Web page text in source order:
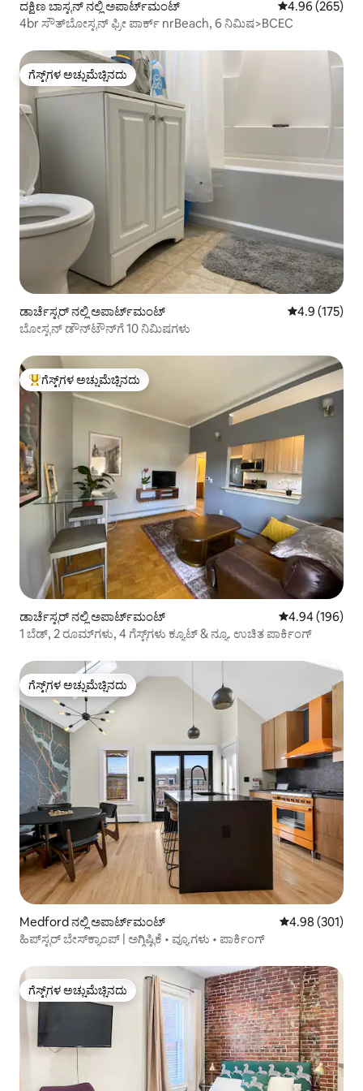
ದಕ್ಷಿಣ ಬಾಸ್ಟನ್ ನಲ್ಲಿ ಅಪಾರ್ಟ್‌ಮಂಟ್ 5 ರಲ್ಲಿ 4.96
4.96 (265)
4br ಸೌತ್‌ಬೋಸ್ಟನ್ ಫ್ರೀ ಪಾರ್ಕ್ nrBeach, 6 ನಿಮಿಷ>BCEC
ಗೆಸ್ಟ್‌ಗಳ ಅಚ್ಚುಮೆಚ್ಚಿನದು
ಗೆಸ್ಟ್‌ಗಳ ಅಚ್ಚುಮೆಚ್ಚಿನದು
ಡಾರ್ಚೆಸ್ಟರ್ ನಲ್ಲಿ ಅಪಾರ್ಟ್‌ಮಂಟ್ 5 ರಲ್ಲಿ 4.9
4.9 (175)
ಬೋಸ್ಟನ್ ಡೌನ್‌ಟೌನ್‌ಗೆ 10 ನಿಮಿಷಗಳು
ಗೆಸ್ಟ್‌ಗಳಿಗೆ ಅತಿ ಹೆಚ್ಚು ಅಚ್ಚುಮೆಚ್ಚಿನದು
ಗೆಸ್ಟ್‌ಗಳ ಅಚ್ಚುಮೆಚ್ಚಿನದು
ಡಾರ್ಚೆಸ್ಟರ್ ನಲ್ಲಿ ಅಪಾರ್ಟ್‌ಮಂಟ್ 5 ರಲ್ಲಿ 4.94
4.94 (196)
1 ಬೆಡ್, 2 ರೂಮ್‌ಗಳು, 4 ಗೆಸ್ಟ್‌ಗಳು ಕ್ಯೂಟ್ & ನ್ಯೂ. ಉಚಿತ ಪಾರ್ಕಿಂಗ್
ಗೆಸ್ಟ್‌ಗಳ ಅಚ್ಚುಮೆಚ್ಚಿನದು
ಗೆಸ್ಟ್‌ಗಳ ಅಚ್ಚುಮೆಚ್ಚಿನದು
Medford ನಲ್ಲಿ ಅಪಾರ್ಟ್‌ಮಂಟ್ 5 ರಲ್ಲಿ 4.98
4.98 (301)
ಹಿಪ್‌ಸ್ಟರ್ ಬೇಸ್‌ಕ್ಯಾಂಪ್ | ಅಗ್ಗಿಷ್ಟಿಕೆ • ವ್ಯೂಗಳು • ಪಾರ್ಕಿಂಗ್
ಗೆಸ್ಟ್‌ಗಳ ಅಚ್ಚುಮೆಚ್ಚಿನದು
ಗೆಸ್ಟ್‌ಗಳ ಅಚ್ಚುಮೆಚ್ಚಿನದು